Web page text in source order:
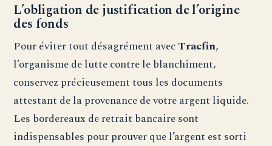
L’obligation de justification de l’origine
des fonds
Pour éviter tout désagrément avecTracfin,
l’organisme de lutte contre le blanchiment,
conservez précieusement tous les documents
attestant de la provenance de votre argent liquide.
Les bordereaux de retrait bancaire sont
indispensables pour prouver que l’argent est sorti